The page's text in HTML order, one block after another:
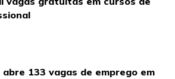
133 vagas de emprego em